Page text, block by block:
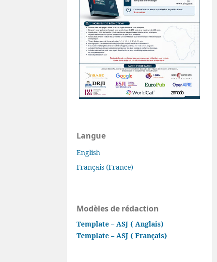
Langue
English
Français (France)
Modèles de rédaction
Template – ASJ ( Anglais)
Template – ASJ ( Français)